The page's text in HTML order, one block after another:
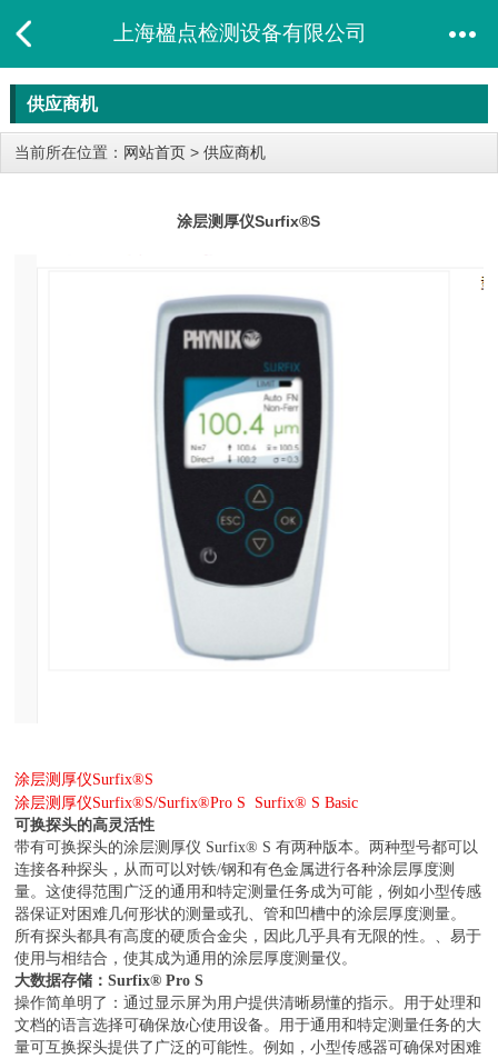
上海楹点检测设备有限公司
供应商机
当前所在位置： 网站首页 > 供应商机
涂层测厚仪Surfix®S
涂层测厚仪Surfix®S
涂层测厚仪Surfix®S/Surfix®Pro S Surfix® S Basic
可换探头的高灵活性
带有可换探头的涂层测厚仪 Surfix® S 有两种版本。两种型号都可以
连接各种探头，从而可以对铁/钢和有色金属进行各种涂层厚度测
量。这使得范围广泛的通用和特定测量任务成为可能，例如小型传感
器保证对困难几何形状的测量或孔、管和凹槽中的涂层厚度测量。
所有探头都具有高度的硬质合金尖，因此几乎具有无限的性。、易于
使用与相结合，使其成为通用的涂层厚度测量仪。
大数据存储：Surfix® Pro S
操作简单明了：通过显示屏为用户提供清晰易懂的指示。用于处理和
文档的语言选择可确保放心使用设备。用于通用和特定测量任务的大
量可互换探头提供了广泛的可能性。例如，小型传感器可确保对困难